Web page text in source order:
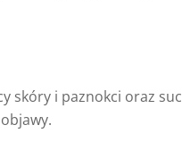
skóry i paznokci oraz